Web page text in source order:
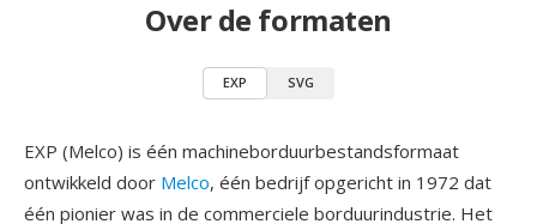
Over de formaten
EXP SVG
EXP (Melco) is één machineborduurbestandsformaat
ontwikkeld door Melco, één bedrijf opgericht in 1972 dat
één pionier was in de commerciele borduurindustrie. Het